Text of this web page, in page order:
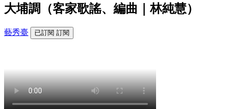
大埔調（客家歌謠、編曲｜林純慧）
藝秀臺 已訂閱 訂閱